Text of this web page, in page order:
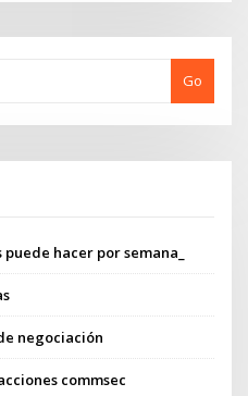
Go
hacer por semana_
negociación
commsec